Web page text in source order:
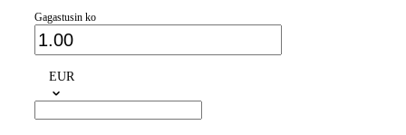
Gagastusin ko
EUR